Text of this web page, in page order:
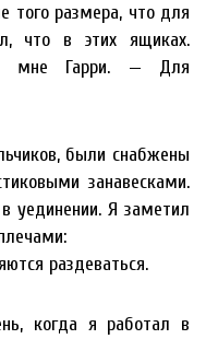
того размера, что для
что в этих ящиках.
мне Гарри. — Для
были снабжены
занавесками.
уединении. Я заметил
раздеваться.
когда я работал в